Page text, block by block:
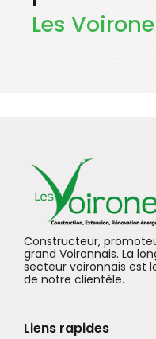
Les
Constructeur,
grand Voironnais. La
secteur voironnais est
de notre clientèle.
Liens rapides